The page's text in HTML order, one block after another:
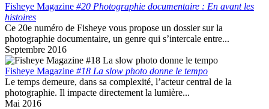
Fisheye Magazine #20 Photographie documentaire : En avant les
histoires
Ce 20e numéro de Fisheye vous propose un dossier sur la
photographie documentaire, un genre qui s’intercale entre...
Septembre 2016
Fisheye Magazine #18 La slow photo donne le tempo
Le temps demeure, dans sa complexité, l’acteur central de la
photographie. Il impacte directement la lumière...
Mai 2016